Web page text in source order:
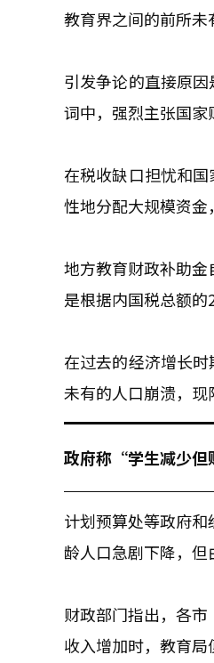
教育界之间的前所未
引发争论的直接原
词中，强烈主张国家
在税收缺口担忧和
性地分配大规模资金
地方教育财政补助
是根据内国税总额
在过去的经济增长
未有的人口崩溃，现
政府称“学生减少
计划预算处等政府
龄人口急剧下降，但
财政部门指出，各
收入增加时，教育